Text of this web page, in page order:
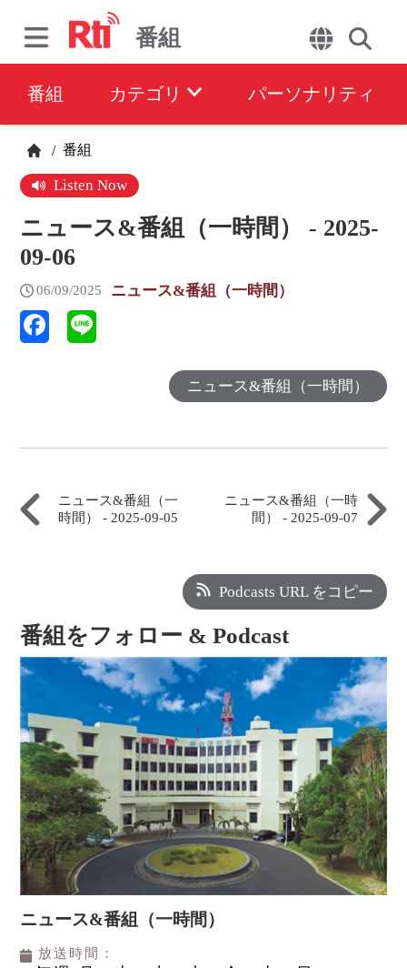
番組
番組 カテゴリ パーソナリティ
/ 番組
Listen Now
ニュース&番組（一時間） - 2025-
09-06
06/09/2025 ニュース&番組（一時間）
ニュース&番組（一時間）
ニュース&番組（一
時間） - 2025-09-05
ニュース&番組（一時
間） - 2025-09-07
Podcasts URL をコピー
番組をフォロー & Podcast
ニュース&番組（一時間）
放送時間：